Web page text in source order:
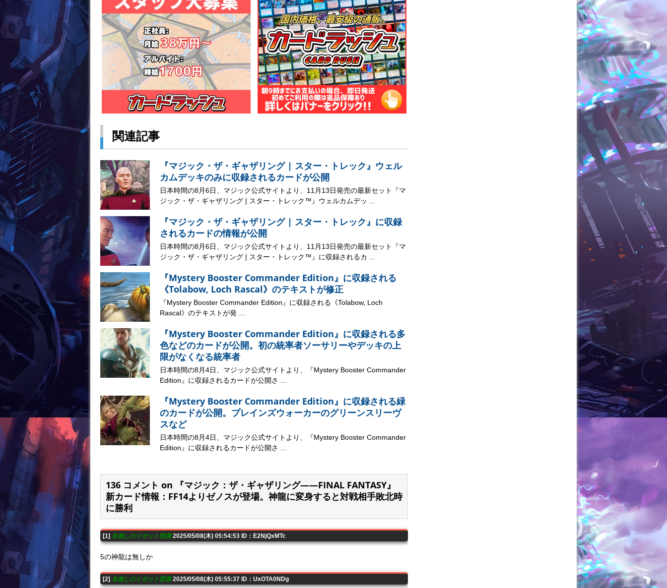
関連記事
『マジック・ザ・ギャザリング | スター・トレック』ウェル
カムデッキのみに収録されるカードが公開
日本時間の8月6日、マジック公式サイトより、11月13日発売の最新セット『マ
ジック・ザ・ギャザリング | スター・トレック™』ウェルカムデッ ...
『マジック・ザ・ギャザリング | スター・トレック』に収録
されるカードの情報が公開
日本時間の8月6日、マジック公式サイトより、11月13日発売の最新セット『マ
ジック・ザ・ギャザリング | スター・トレック™』に収録されるカ ...
『Mystery Booster Commander Edition』に収録される
《Tolabow, Loch Rascal》のテキストが修正
『Mystery Booster Commander Edition』に収録される《Tolabow, Loch
Rascal》のテキストが発 ...
『Mystery Booster Commander Edition』に収録される多
色などのカードが公開。初の統率者ソーサリーやデッキの上
限がなくなる統率者
日本時間の8月4日、マジック公式サイトより、『Mystery Booster Commander
Edition』に収録されるカードが公開さ ...
『Mystery Booster Commander Edition』に収録される緑
のカードが公開。プレインズウォーカーのグリーンスリーヴ
スなど
日本時間の8月4日、マジック公式サイトより、『Mystery Booster Commander
Edition』に収録されるカードが公開さ ...
136 コメント on 『マジック：ザ・ギャザリング——FINAL FANTASY』
新カード情報：FF14よりゼノスが登場。神龍に変身すると対戦相手敗北時
に勝利
[1] 名無しのイゼット団員2025/05/08(木) 05:54:53 ID：E2NjQxMTc
5の神龍は無しか
[2] 名無しのイゼット団員2025/05/08(木) 05:55:37 ID：UxOTA0NDg